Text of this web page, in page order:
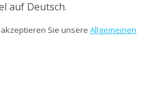
auf Deutsch.
Sie unsere Allgemeinen